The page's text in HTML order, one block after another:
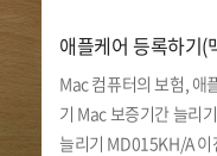
방식)는 다양한 규격이
1990년대 이전까지는
터페이스가 주로 사용
애플케어 등록하기(
Mac 컴퓨터의 보험, 애
기 Mac 보증기간 늘리
늘리기 MD015KH/A 이